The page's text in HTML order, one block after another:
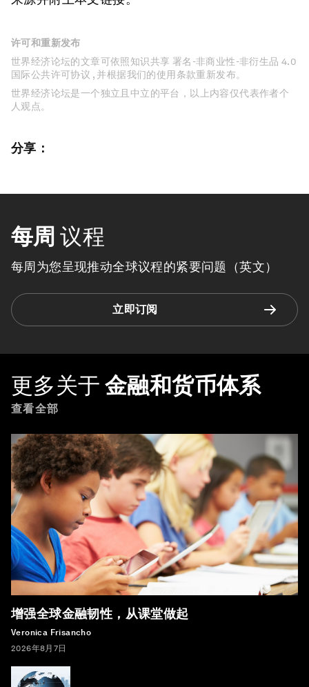
许可和重新发布
世界经济论坛的文章可依照知识共享 署名-非商业性-非衍生品 4.0
国际公共许可协议 , 并根据我们的使用条款重新发布。
世界经济论坛是一个独立且中立的平台，以上内容仅代表作者个
人观点。
分享：
每周 议程
每周为您呈现推动全球议程的紧要问题（英文）
立即订阅
更多关于 金融和货币体系
查看全部
增强全球金融韧性，从课堂做起
Veronica Frisancho
2026年8月7日